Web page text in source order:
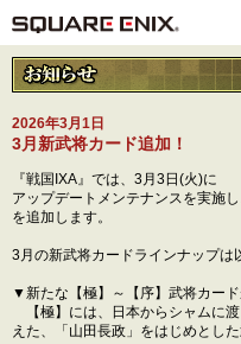
2026年3月1日
3月新武将カード追加！
『戦国IXA』では、3月3日(火)に
アップデートメンテナンスを実施
を追加します。
3月の新武将カードラインナップは
▼新たな【極】～【序】武将カード
【極】には、日本からシャムに
えた、「山田長政」をはじめとした